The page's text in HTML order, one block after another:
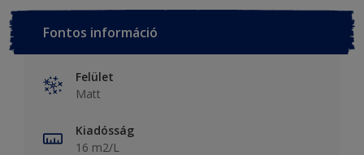
Fontos információ
Felület
Matt
Kiadósság
16 m2/L